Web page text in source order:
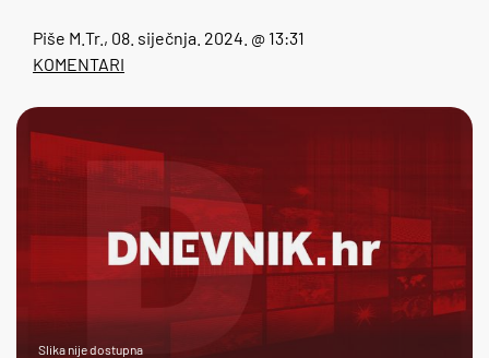
Piše M.Tr. , 08. siječnja. 2024. @ 13:31
KOMENTARI
Slika nije dostupna